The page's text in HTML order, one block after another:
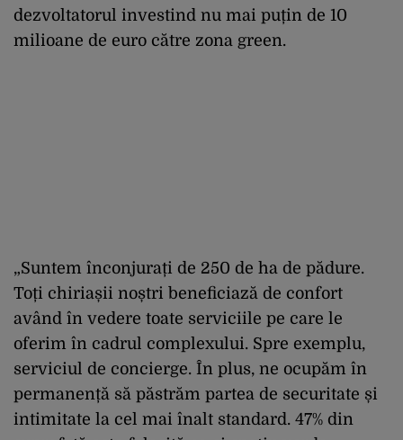
dezvoltatorul investind nu mai puțin de 10
milioane de euro către zona green.
„Suntem înconjurați de 250 de ha de pădure.
Toți chiriașii noștri beneficiază de confort
având în vedere toate serviciile pe care le
oferim în cadrul complexului. Spre exemplu,
serviciul de concierge. În plus, ne ocupăm în
permanență să păstrăm partea de securitate și
intimitate la cel mai înalt standard. 47% din